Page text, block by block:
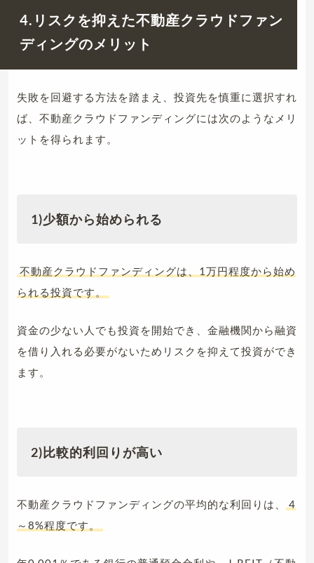
4.リスクを抑えた不動産クラウドファン
ディングのメリット
失敗を回避する方法を踏まえ、投資先を慎重に選択すれ
ば、不動産クラウドファンディングには次のようなメリ
ットを得られます。
1)少額から始められる
不動産クラウドファンディングは、1万円程度から始め
られる投資です。
資金の少ない人でも投資を開始でき、金融機関から融資
を借り入れる必要がないためリスクを抑えて投資ができ
ます。
2)比較的利回りが高い
不動産クラウドファンディングの平均的な利回りは、
4
～8%程度です。